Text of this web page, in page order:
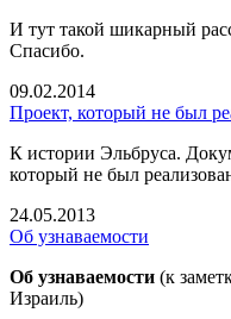
И тут такой шикарный
Спасибо.
09.02.2014
Проект, который не был
К истории Эльбруса.
который не был
24.05.2013
Об узнаваемости
Об узнаваемости (к
Израиль)